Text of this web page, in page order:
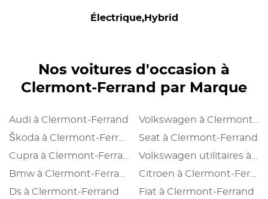
Électrique,Hybrid
Nos voitures d'occasion à
Clermont-Ferrand par Marque
Audi à Clermont-Ferrand
Seat à Clermont-Ferrand
Citroen à Clermont-Ferrand
Ds à Clermont-Ferrand
Fiat à Clermont-Ferrand